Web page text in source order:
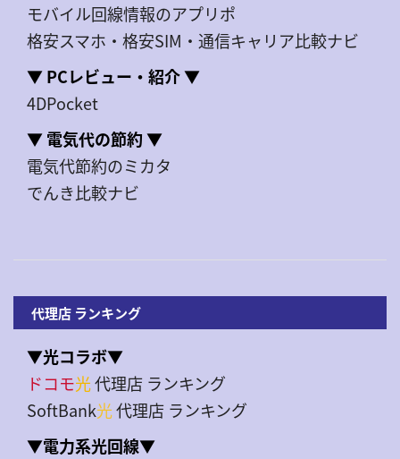
モバイル回線情報のアプリポ
格安スマホ・格安SIM・通信キャリア比較ナビ
▼ PCレビュー・紹介 ▼
4DPocket
▼ 電気代の節約 ▼
電気代節約のミカタ
でんき比較ナビ
代理店 ランキング
▼光コラボ▼
ドコモ光代理店 ランキング
SoftBank光代理店 ランキング
▼電力系光回線▼